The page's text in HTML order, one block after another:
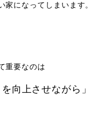
になってしまいます。
重要なのは
向上させながら」